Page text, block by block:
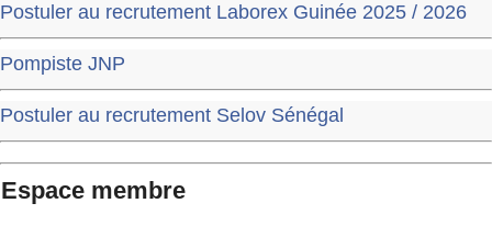
Postuler au recrutement Laborex Guinée 2025 / 2026
Pompiste JNP
Postuler au recrutement Selov Sénégal
Espace membre